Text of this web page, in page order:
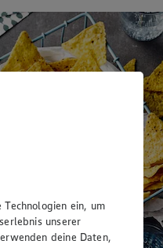
ein, um
unserer
deine Daten,